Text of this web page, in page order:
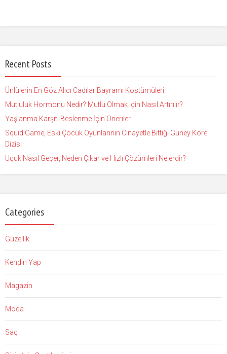
Recent Posts
Ünlülerin En Göz Alıcı Cadılar Bayramı Kostümüleri
Mutluluk Hormonu Nedir? Mutlu Olmak için Nasıl Artırılır?
Yaşlanma Karşıtı Beslenme İçin Öneriler
Squid Game, Eski Çocuk Oyunlarının Cinayetle Bittiği Güney Kore
Dizisi
Uçuk Nasıl Geçer, Neden Çıkar ve Hızlı Çözümleri Nelerdir?
Categories
Güzellik
Kendin Yap
Magazin
Moda
Saç